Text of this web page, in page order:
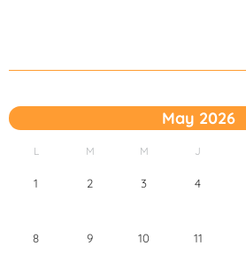
May 2026
L M M J
1 2 3 4
8 9 10 11